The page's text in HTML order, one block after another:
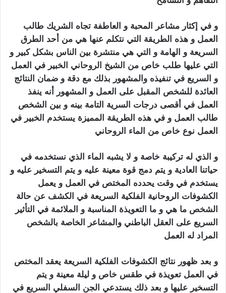
و في إكثار مشاعر المحبة و العاطفة تجاه الشريك طالب
العمل و هذه الطريقة التي نتكلم عنها هي من أحد الطرق
السريعة و الهامة و التي هي منتشرة بين الناس بشكل كبير و
التي عليها طلب خاص من الشيخ الروحاني الخبير في العمل
و السريع في تنفيذه والمشهور بذلك مع دقة و ضمان النتائج
العائدة للشخص المقبل على العمل و المشهور أنه ينفذ
العمل في أقصى درجات السرية التامة بينه و بين الشخص
طالب العمل و في هذه الطريقة المميزة يستخدم الخبير في
العمل نوع خاص من الماء الروحاني
و الذي له تركيبة خاصة و لا يشبه الماء الذي نستخدمه في
حياتنا العادية و يتم دمج قوة معينة عليه و يتم التسخير عليه و
يستخدم في وقت يحدده المختص في العمل و يعمل
الكشوفات الروحانية الفلكية السريعة في الكشف عن حالة
الشخص ما هي و ما التعويذة المناسبة و الملائمة في التأثير
السريع على العقل الباطني والمشاعر الخاصة بالشخص
المراد له العمل
و بعد ظهور نتائج الكشوفات الفلكية السريعة يعقد المختص
في العمل تعويذة في طقس خاص و ليلة معينة و يتم
التسخير عليها و بعد ذلك يستدعي الجن السفلي السريع في